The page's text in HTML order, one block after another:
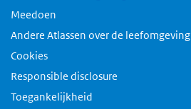
Meedoen
Andere Atlassen over de leefomgeving
Cookies
Responsible disclosure
Toegankelijkheid